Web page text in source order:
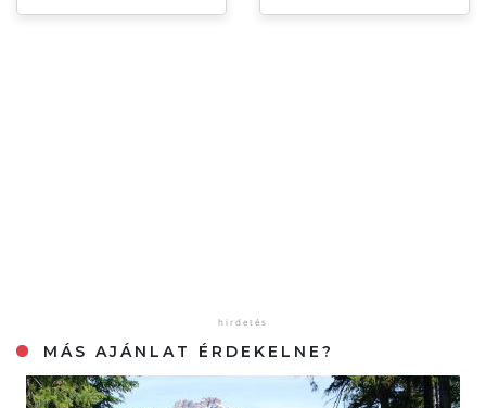
MÁS AJÁNLAT ÉRDEKELNE?